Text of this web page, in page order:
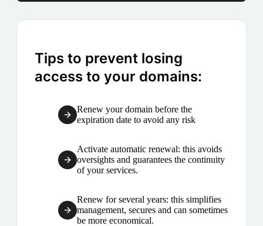
Tips to prevent losing
access to your domains:
Renew your domain before the
expiration date to avoid any risk
Activate automatic renewal: this avoids
oversights and guarantees the continuity
of your services.
Renew for several years: this simplifies
management, secures and can sometimes
be more economical.